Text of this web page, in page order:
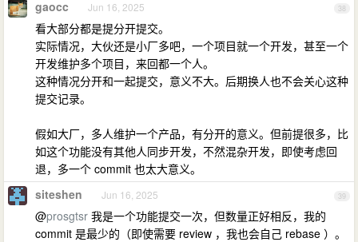
38
gaocc Jun 16, 2025
看大部分都是提分开提交。
实际情况，大伙还是小厂多吧，一个项目就一个开发，甚至一个
开发维护多个项目，来回都一个人。
这种情况分开和一起提交，意义不大。后期换人也不会关心这种
提交记录。
假如大厂，多人维护一个产品，有分开的意义。但前提很多，比
如这个功能没有其他人同步开发，不然混杂开发，即使考虑回
退，多一个 commit 也太大意义。
39
siteshen Jun 16, 2025
@prosgtsr 我是一个功能提交一次，但数量正好相反，我的
commit 是最少的（即使需要 review ，我也会自己 rebase ）。